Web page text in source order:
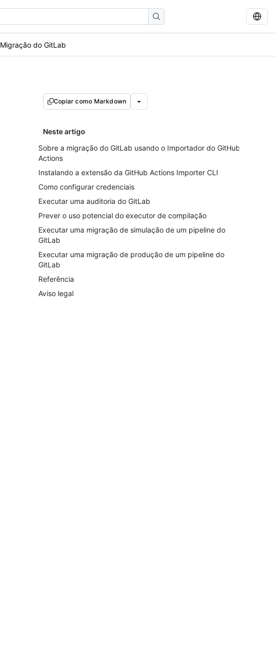
Migração do GitLab
Copiar como Markdown
Neste artigo
Sobre a migração do GitLab usando o Importador do GitHub
Actions
Instalando a extensão da GitHub Actions Importer CLI
Como configurar credenciais
Executar uma auditoria do GitLab
Prever o uso potencial do executor de compilação
Executar uma migração de simulação de um pipeline do
GitLab
Executar uma migração de produção de um pipeline do
GitLab
Referência
Aviso legal